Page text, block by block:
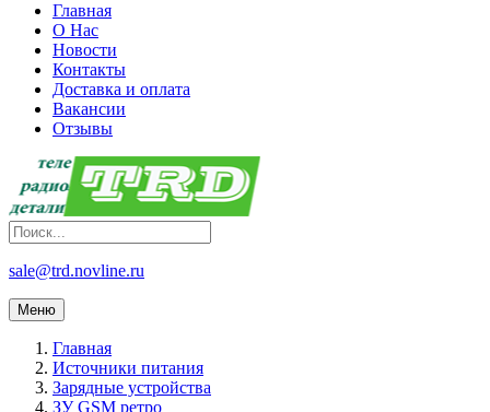
Главная
О Нас
Новости
Контакты
Доставка и оплата
Вакансии
Отзывы
sale@trd.novline.ru
Меню
Главная
Источники питания
Зарядные устройства
ЗУ GSM ретро